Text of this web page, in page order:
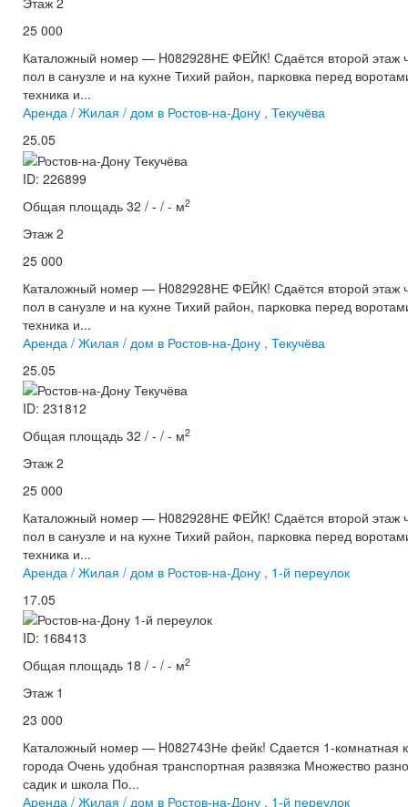
25 000
Каталожный номер — H082928НЕ ФЕЙК! Сдаётся второй этаж
пол в санузле и на кухне Тихий район, парковка перед
техника и...
Аренда / Жилая / дом в Ростов-на-Дону , Текучёва
25.05
ID: 226899
Общая площадь 32 / - / - м2
Этаж 2
25 000
Каталожный номер — H082928НЕ ФЕЙК! Сдаётся второй этаж
пол в санузле и на кухне Тихий район, парковка перед
техника и...
Аренда / Жилая / дом в Ростов-на-Дону , Текучёва
25.05
ID: 231812
Общая площадь 32 / - / - м2
Этаж 2
25 000
Каталожный номер — H082928НЕ ФЕЙК! Сдаётся второй этаж
пол в санузле и на кухне Тихий район, парковка перед
техника и...
Аренда / Жилая / дом в Ростов-на-Дону , 1-й переулок
17.05
ID: 168413
Общая площадь 18 / - / - м2
Этаж 1
23 000
Каталожный номер — H082743Не фейк! Сдается 1-комнатная
города Очень удобная транспортная развязка Множество
садик и школа По...
Аренда / Жилая / дом в Ростов-на-Дону , 1-й переулок